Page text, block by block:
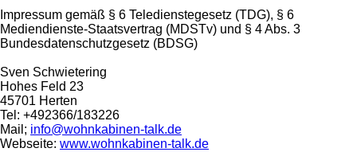
Impressum gemäß § 6 Teledienstegesetz (TDG), § 6
Mediendienste-Staatsvertrag (MDSTv) und § 4 Abs. 3
Bundesdatenschutzgesetz (BDSG)
Sven Schwietering
Hohes Feld 23
45701 Herten
Tel: +492366/183226
Mail; info@wohnkabinen-talk.de
Webseite: www.wohnkabinen-talk.de